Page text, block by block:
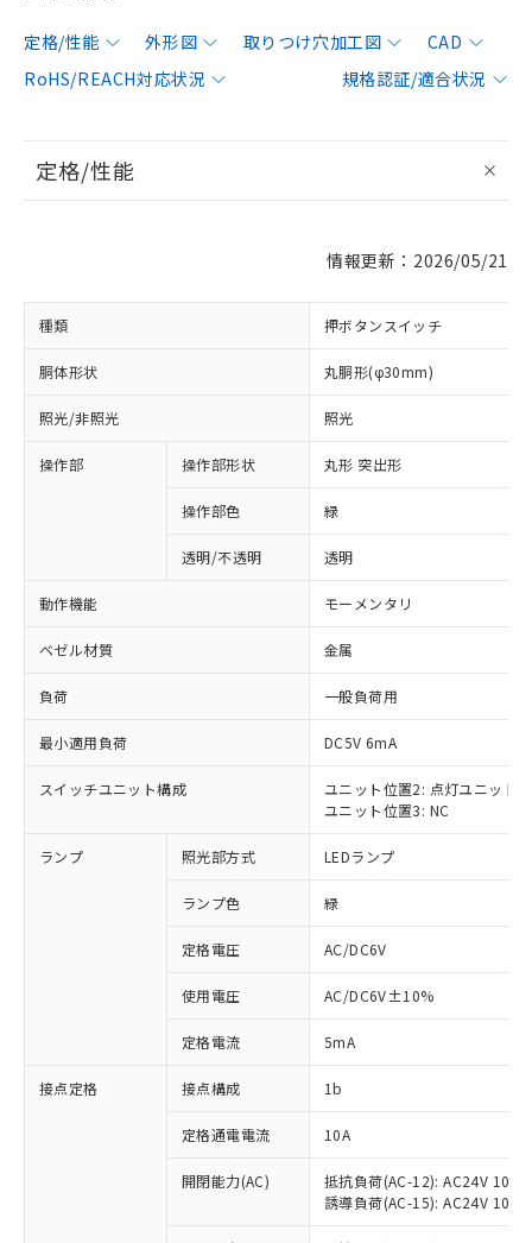
定格/性能 外形図 取りつけ穴加工図
CAD
RoHS/REACH対応状況
規格認証/適合状況
定格/性能
情報更新：2026/05/21
種類 押ボタンスイッチ
胴体形状 丸胴形(φ30mm)
照光/非照光 照光
操作部 操作部形状 丸形 突出形
操作部色 緑
透明/不透明 透明
動作機能 モーメンタリ
ベゼル材質 金属
負荷 一般負荷用
最小適用負荷 DC5V 6mA
スイッチユニット構成
ユニット位置2: 点灯ユニット
ユニット位置3: NC
ランプ 照光部方式 LEDランプ
ランプ色 緑
定格電圧 AC/DC6V
使用電圧 AC/DC6V±10%
定格電流 5mA
接点定格 接点構成 1b
定格通電電流 10A
開閉能力(AC)
抵抗負荷(AC-12): AC24V 10A/
誘導負荷(AC-15): AC24V
以下の条件をお読みいただき、同意のうえ
本サービスは、当社制御機器事業取扱
商品の当社在庫状況および標準価格
(税抜)を提供させていただくもので
当社制御機器事業取扱商品の中には、
本サービスの対象外となる商品もある
非含有に対応した製品が提供可能な商品で
対応予定：EU RoHS指令（10物質）の非含
有に対応した製品に切り替える予定のある
対応予定なし：EU RoHS指令（10物質）の
非含有に非対応の商品で、対応品を出す予
調査・確認中：EU RoHS指令（10物質）の
非含有の対応状況を調査中または確認中の
非該当品：ライセンス料など無形物で、有
害物質有無と関係のない商品です。
仕入先様の事情により、非含有部品として
「○」：最大均質材料含有率が中国RoHSの
基準値以下であることを示します。
「×」：最大均質材料含有率が中国RoHSの